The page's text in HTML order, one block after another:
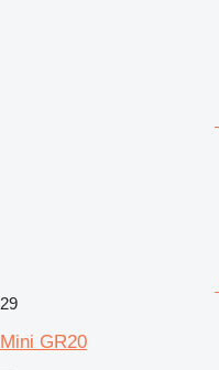
29
Mini GR20